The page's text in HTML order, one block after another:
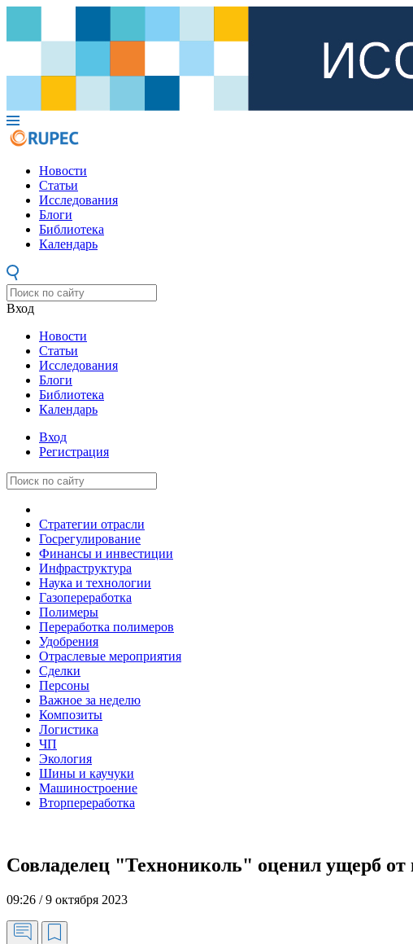
Новости
Статьи
Исследования
Блоги
Библиотека
Календарь
Вход
Новости
Статьи
Исследования
Блоги
Библиотека
Календарь
Вход
Регистрация
Стратегии отрасли
Госрегулирование
Финансы и инвестиции
Инфраструктура
Наука и технологии
Газопереработка
Полимеры
Переработка полимеров
Удобрения
Отраслевые мероприятия
Сделки
Персоны
Важное за неделю
Композиты
Логистика
ЧП
Экология
Шины и каучуки
Машиностроение
Вторпереработка
Совладелец "Технониколь" оценил ущерб от
09:26 / 9 октября 2023